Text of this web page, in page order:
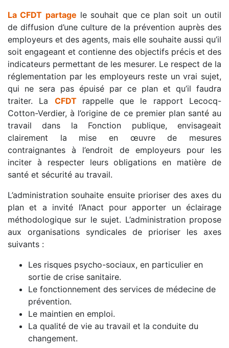
LaCFDT partage le souhait que ce plan soit un outil
de diffusion d’une culture de la prévention auprès des
employeurs et des agents, mais elle souhaite aussi qu’il
soit engageant et contienne des objectifs précis et des
indicateurs permettant de les mesurer. Le respect de la
réglementation par les employeurs reste un vrai sujet,
qui ne sera pas épuisé par ce plan et qu’il faudra
traiter. La CFDT
rappelle que le rapport Lecocq-
Cotton-Verdier, à l’origine de ce premier plan santé au
travail dans la Fonction publique, envisageait
clairement la mise en œuvre de mesures
contraignantes à l’endroit de employeurs pour les
inciter à respecter leurs obligations en matière de
santé et sécurité au travail.
L’administration souhaite ensuite prioriser des axes du
plan et a invité l’Anact pour apporter un éclairage
méthodologique sur le sujet. L’administration propose
aux organisations syndicales de prioriser les axes
suivants :
Les risques psycho-sociaux, en particulier en
sortie de crise sanitaire.
Le fonctionnement des services de médecine de
prévention.
Le maintien en emploi.
La qualité de vie au travail et la conduite du
changement.